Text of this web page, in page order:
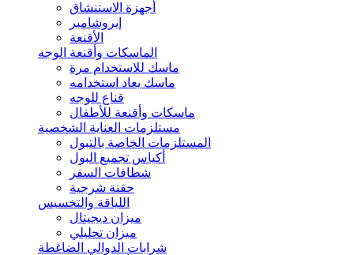
أجهزة الاستنشاق
إيروشامبر
الأقنعة
الماسكات وأقنعة الوجه
ماسك للاستخدام مرة
ماسك يعاد استخدامه
قناع للوجه
ماسكات وأقنعة للأطفال
مستلزمات العناية الشخصية
المستلزمات الخاصة بالتبول
أكياس تجميع البول
شطافات السفر
حقنة شرجية
اللياقة والتخسيس
ميزان ديجيتال
ميزان تحليلي
شرابات الدوالي الضاغطة